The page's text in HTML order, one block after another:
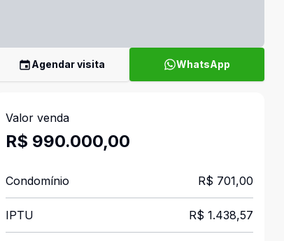
Agendar visita WhatsApp
Valor venda
R$ 990.000,00
Condomínio R$ 701,00
IPTU R$ 1.438,57